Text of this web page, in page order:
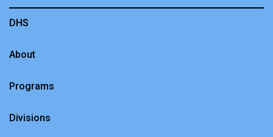
DHS
About
Programs
Divisions